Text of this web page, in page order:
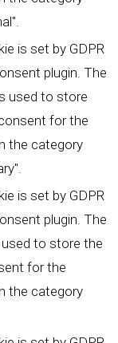
is set by GDPR
plugin. The
used to store
for the
the category
is set by GDPR
plugin. The
to store the
for the
the category